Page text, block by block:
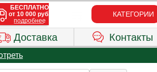
КАТЕГОРИИ
Доставка Контакты